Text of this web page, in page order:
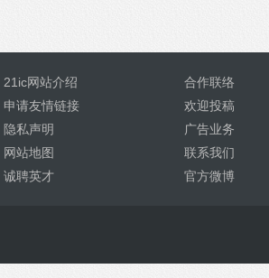
21ic网站介绍
合作联络
申请友情链接
欢迎投稿
隐私声明
广告业务
网站地图
联系我们
诚聘英才
官方微博